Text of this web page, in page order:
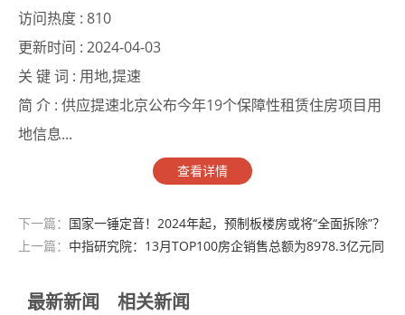
访问热度 : 810
更新时间 : 2024-04-03
关 键 词 : 用地,提速
简 介 : 供应提速北京公布今年19个保障性租赁住房项目用
地信息...
查看详情
下一篇： 国家一锤定音！2024年起，预制板楼房或将“全面拆除”？
上一篇： 中指研究院：13月TOP100房企销售总额为8978.3亿元同
最新新闻 相关新闻